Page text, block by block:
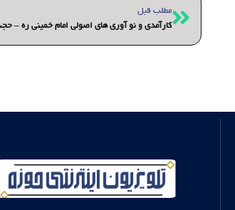
قبلیمطلب قبل
کارآمدی و نو آوری های اصولی امام خمینی ره –